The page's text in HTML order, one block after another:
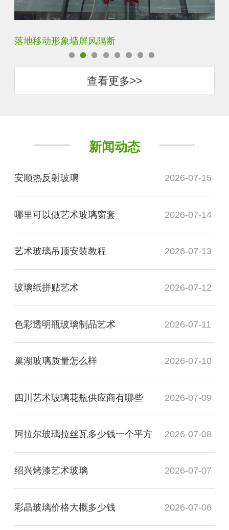
云雾超白玻隔断墙
查看更多>>
新闻动态
安顺热反射玻璃 2026-07-15
哪里可以做艺术玻璃窗套 2026-07-14
艺术玻璃吊顶安装教程 2026-07-13
玻璃纸拼贴艺术 2026-07-12
色彩透明瓶玻璃制品艺术 2026-07-11
巢湖玻璃质量怎么样 2026-07-10
四川艺术玻璃花瓶供应商有哪些 2026-07-09
阿拉尔玻璃拉丝瓦多少钱一个平方 2026-07-08
绍兴烤漆艺术玻璃 2026-07-07
彩晶玻璃价格大概多少钱 2026-07-06